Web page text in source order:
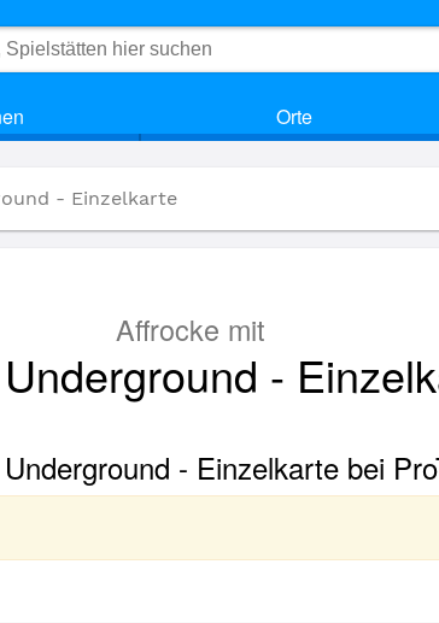
Orte
- Einzelkarte
Affrocke mit
-
- Einzelkarte bei